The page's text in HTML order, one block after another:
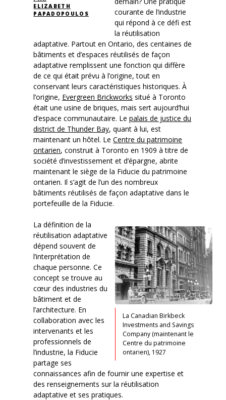
ELIZABETH
PAPADOPOULOS
courante de l’industrie
qui répond à ce défi est
la réutilisation
adaptative. Partout en Ontario, des centaines de
bâtiments et d’espaces réutilisés de façon
adaptative remplissent une fonction qui diffère
de ce qui était prévu à l’origine, tout en
conservant leurs caractéristiques historiques. À
l’origine, Evergreen Brickworks situé à Toronto
était une usine de briques, mais sert aujourd’hui
d’espace communautaire. Lepalais de justice du
district de Thunder Bay, quant à lui, est
maintenant un hôtel. LeCentre du patrimoine
ontarien, construit à Toronto en 1909 à titre de
société d’investissement et d’épargne, abrite
maintenant le siège de la Fiducie du patrimoine
ontarien. Il s’agit de l’un des nombreux
bâtiments réutilisés de façon adaptative dans le
portefeuille de la Fiducie.
La Canadian Birkbeck
Investments and Savings
Company (maintenant le
Centre du patrimoine
ontarien), 1927
La définition de la
réutilisation adaptative
dépend souvent de
l’interprétation de
chaque personne. Ce
concept se trouve au
cœur des industries du
bâtiment et de
l’architecture. En
collaboration avec les
intervenants et les
professionnels de
l’industrie, la Fiducie
partage ses
connaissances afin de fournir une expertise et
des renseignements sur la réutilisation
adaptative et ses pratiques.